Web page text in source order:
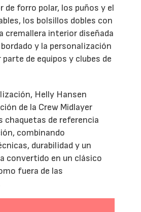
forro polar, los puños y el
los bolsillos dobles con
cremallera interior diseñada
y la personalización
parte de equipos y clubes de
Helly Hansen
de la Crew Midlayer
chaquetas de referencia
combinando
durabilidad y un
convertido en un clásico
fuera de las